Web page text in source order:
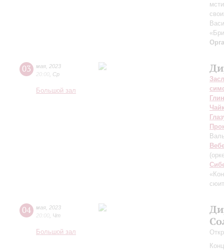
03 мая 2023
20:00 Ср
Большой зал
04 мая 2023
20:00 Чт
Большой зал